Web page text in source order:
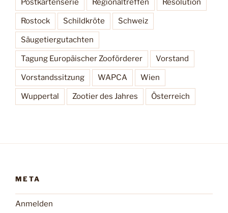
Postkartenserie Regionaltreffen Resolution
Rostock Schildkröte Schweiz
Säugetiergutachten
Tagung Europäischer Zooförderer Vorstand
Vorstandssitzung WAPCA Wien
Wuppertal Zootier des Jahres Österreich
META
Anmelden